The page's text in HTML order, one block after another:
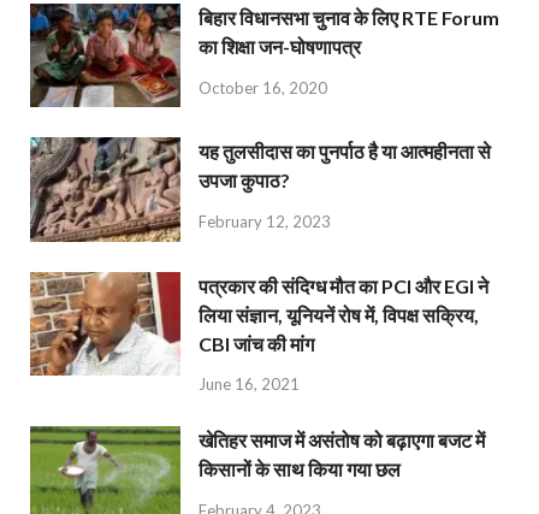
बिहार विधानसभा चुनाव के लिए RTE Forum
का शिक्षा जन-घोषणापत्र
October 16, 2020
यह तुलसीदास का पुनर्पाठ है या आत्महीनता से
उपजा कुपाठ?
February 12, 2023
पत्रकार की संदिग्ध मौत का PCI और EGI ने
लिया संज्ञान, यूनियनें रोष में, विपक्ष सक्रिय,
CBI जांच की मांग
June 16, 2021
खेतिहर समाज में असंतोष को बढ़ाएगा बजट में
किसानों के साथ किया गया छल